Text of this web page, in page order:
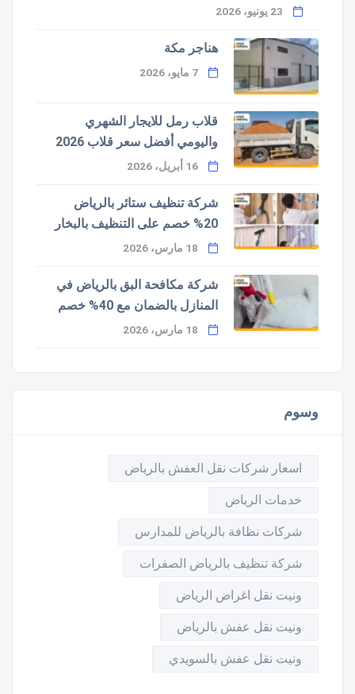
هناجر مكة
قلاب رمل للايجار الشهري
واليومي أفضل سعر قلاب 2026
شركة تنظيف ستائر بالرياض
20% خصم على التنظيف بالبخار
شركة مكافحة البق بالرياض في
المنازل بالضمان مع 40% خصم
وسوم
اسعار شركات نقل العفش بالرياض
خدمات الرياض
شركات نظافة بالرياض للمدارس
شركة تنظيف بالرياض الصفرات
ونيت نقل اغراض الرياض
ونيت نقل عفش بالرياض
ونيت نقل عفش بالسويدي